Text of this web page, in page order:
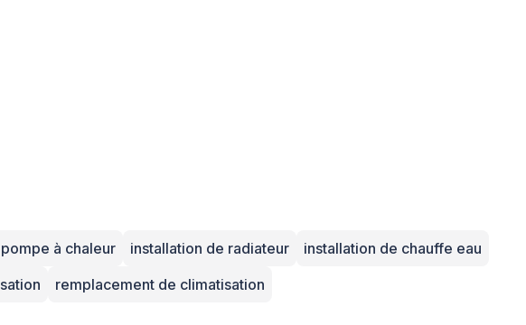
à chaleur installation de radiateur
installation de chauffe eau
remplacement de climatisation